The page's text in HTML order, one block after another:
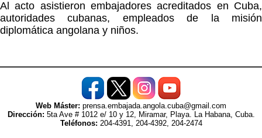
Al acto asistieron embajadores acreditados en Cuba,
autoridades cubanas, empleados de la misión
diplomática angolana y niños.
Web Máster: prensa.embajada.angola.cuba@gmail.com
Dirección: 5ta Ave # 1012 e/ 10 y 12, Miramar, Playa. La Habana, Cuba.
Teléfonos: 204-4391, 204-4392, 204-2474